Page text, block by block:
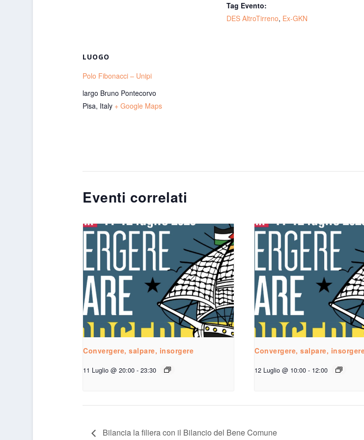
Tag Evento:
DES AltroTirreno, Ex-GKN
LUOGO
Polo Fibonacci – Unipi
largo Bruno Pontecorvo
Pisa, Italy + Google Maps
Eventi correlati
Convergere, salpare, insorgere
11 Luglio @ 20:00 - 23:30
Convergere, salpare,
12 Luglio @ 10:00 - 12:00
Bilancia la filiera con il Bilancio del Bene Comune